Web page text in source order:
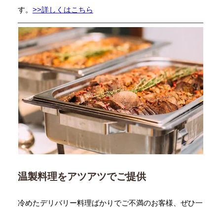
す。 >>詳しくはこちら
温製料理をアツアツでご提供
冷めたデリバリー料理ばかりでご不満のお客様、ぜひ一